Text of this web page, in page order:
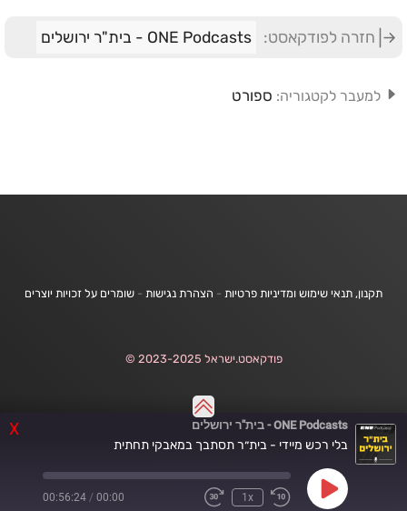
X ONE Podcasts - בית"ר ירושלים
בלי רכש מיידי - בית״ר תסתבך במאבקי תחתית
Play
Rewind
1x
Fast
00:00
/
00:56:24
חזרה לפודקאסט: ONE Podcasts - בית"ר ירושלים
למעבר לקטגוריה: ספורט
תקנון, תנאי שימוש ומדיניות פרטיות - הצהרת נגישות - שומרים על זכויות יוצרים
פודקאסט.ישראל 2023-2025 ©